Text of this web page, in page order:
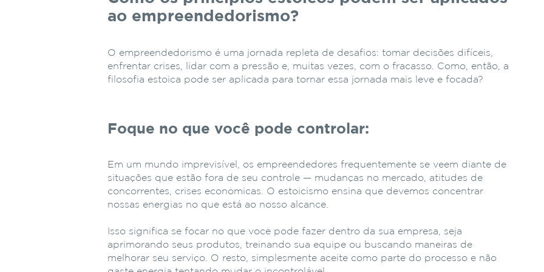
ao empreendedorismo?
O empreendedorismo é uma jornada repleta de desafios: tomar decisões difíceis,
enfrentar crises, lidar com a pressão e, muitas vezes, com o fracasso. Como, então, a
filosofia estoica pode ser aplicada para tornar essa jornada mais leve e focada?
Foque no que você pode controlar:
Em um mundo imprevisível, os empreendedores frequentemente se veem diante de
situações que estão fora de seu controle — mudanças no mercado, atitudes de
concorrentes, crises econômicas. O estoicismo ensina que devemos concentrar
nossas energias no que está ao nosso alcance.
Isso significa se focar no que você pode fazer dentro da sua empresa, seja
aprimorando seus produtos, treinando sua equipe ou buscando maneiras de
melhorar seu serviço. O resto, simplesmente aceite como parte do processo e não